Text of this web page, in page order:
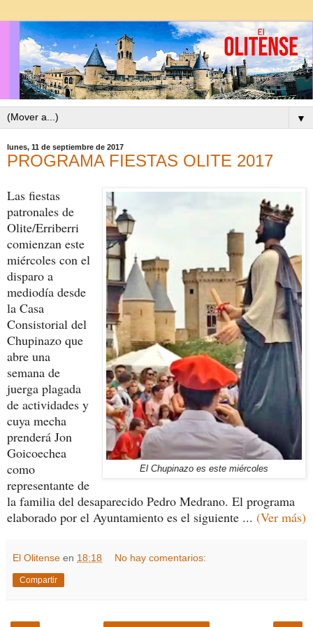
▼
lunes, 11 de septiembre de 2017
PROGRAMA FIESTAS OLITE 2017
El Chupinazo es este miércoles
Las fiestas
patronales de
Olite/Erriberri
comienzan este
miércoles con el
disparo a
mediodía desde
la Casa
Consistorial del
Chupinazo que
abre una
semana de
juerga plagada
de actividades y
cuya mecha
prenderá Jon
Goicoechea
como
representante de
la familia del desaparecido Pedro Medrano. El programa
elaborado por el Ayuntamiento es el siguiente ... (Ver más)
El Olitense en 18:18 No hay comentarios:
Compartir